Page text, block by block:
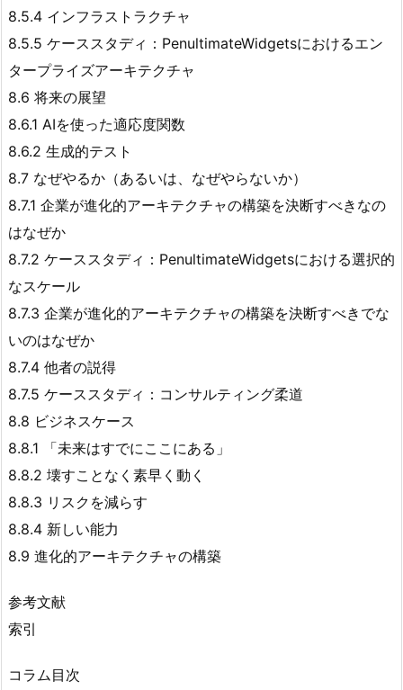
8.5.4 インフラストラクチャ
8.5.5 ケーススタディ：PenultimateWidgetsにおけるエン
タープライズアーキテクチャ
8.6 将来の展望
8.6.1 AIを使った適応度関数
8.6.2 生成的テスト
8.7 なぜやるか（あるいは、なぜやらないか）
8.7.1 企業が進化的アーキテクチャの構築を決断すべきなの
はなぜか
8.7.2 ケーススタディ：PenultimateWidgetsにおける選択的
なスケール
8.7.3 企業が進化的アーキテクチャの構築を決断すべきでな
いのはなぜか
8.7.4 他者の説得
8.7.5 ケーススタディ：コンサルティング柔道
8.8 ビジネスケース
8.8.1 「未来はすでにここにある」
8.8.2 壊すことなく素早く動く
8.8.3 リスクを減らす
8.8.4 新しい能力
8.9 進化的アーキテクチャの構築
参考文献
索引
コラム目次